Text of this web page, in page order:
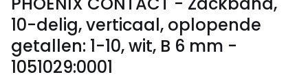
10-delig, verticaal, oplopende
getallen: 1-10, wit, B 6 mm -
1051029:0001